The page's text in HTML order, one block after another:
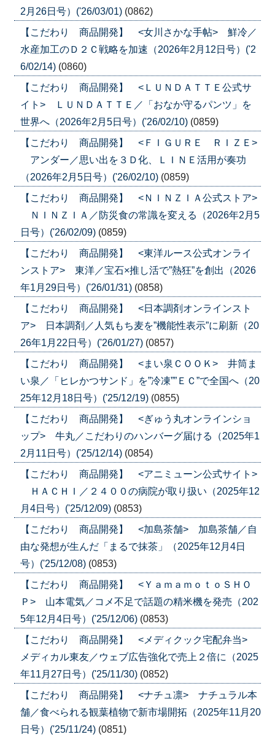
2月26日号）('26/03/01) (0862)
【こだわり 商品開発】 <女川さかな手帖> 鮮冷／
水産加工のＤ２Ｃ戦略を加速（2026年2月12日号）('2
6/02/14) (0860)
【こだわり 商品開発】 <ＬＵＮＤＡＴＴＥ公式サ
イト> ＬＵＮＤＡＴＴＥ／「おなか守るパンツ」を
世界へ（2026年2月5日号）('26/02/10) (0859)
【こだわり 商品開発】 <ＦＩＧＵＲＥ ＲＩＺＥ>
アンダー／思い出を３Ｄ化、ＬＩＮＥ活用が奏功
（2026年2月5日号）('26/02/10) (0859)
【こだわり 商品開発】 <ＮＩＮＺＩＡ公式ストア>
ＮＩＮＺＩＡ／防災食の常識を変える（2026年2月5
日号）('26/02/09) (0859)
【こだわり 商品開発】 <東洋ルース公式オンライ
ンストア> 東洋／宝石×推し活で”熱狂”を創出（2026
年1月29日号）('26/01/31) (0858)
【こだわり 商品開発】 <日本調剤オンラインスト
ア> 日本調剤／人気もち麦を”機能性表示”に刷新（20
26年1月22日号）('26/01/27) (0857)
【こだわり 商品開発】 <まい泉ＣＯＯＫ> 井筒ま
い泉／「ヒレかつサンド」を”冷凍””ＥＣ”で全国へ（20
25年12月18日号）('25/12/19) (0855)
【こだわり 商品開発】 <ぎゅう丸オンラインショ
ップ> 牛丸／こだわりのハンバーグ届ける（2025年1
2月11日号）('25/12/14) (0854)
【こだわり 商品開発】 <アニミューン公式サイト>
ＨＡＣＨＩ／２４００の病院が取り扱い（2025年12
月4日号）('25/12/09) (0853)
【こだわり 商品開発】 <加島茶舗> 加島茶舗／自
由な発想が生んだ「まるで抹茶」（2025年12月4日
号）('25/12/08) (0853)
【こだわり 商品開発】 <ＹａｍａｍｏｔｏＳＨＯ
Ｐ> 山本電気／コメ不足で話題の精米機を発売（202
5年12月4日号）('25/12/06) (0853)
【こだわり 商品開発】 <メディクック宅配弁当>
メディカル東友／ウェブ広告強化で売上２倍に（2025
年11月27日号）('25/11/30) (0852)
【こだわり 商品開発】 <ナチュ凛> ナチュラル本
舗／食べられる観葉植物で新市場開拓（2025年11月20
日号）('25/11/24) (0851)